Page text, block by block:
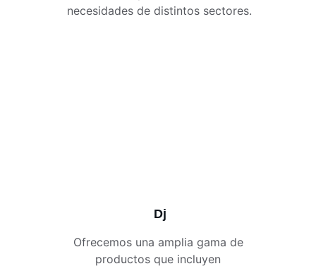
Dj
necesidades de distintos sectores.
Ofrecemos una amplia gama de
productos que incluyen